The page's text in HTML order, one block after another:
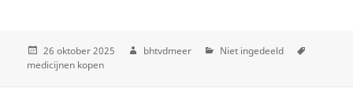
26 oktober 2025 bhtvdmeer
Niet ingedeeld
medicijnen kopen